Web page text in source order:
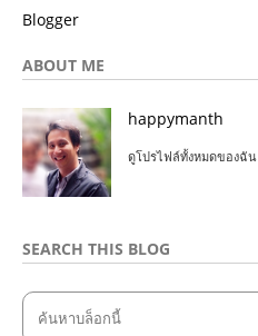
Blogger
ABOUT ME
happymanth
ดูโปรไฟล์ทั้งหมดของฉัน
SEARCH THIS BLOG